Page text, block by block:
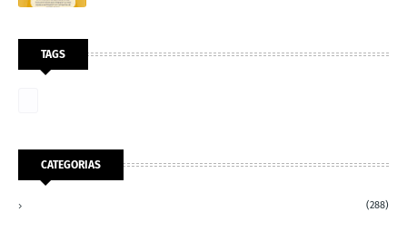
TAGS
CATEGORIAS
(288)